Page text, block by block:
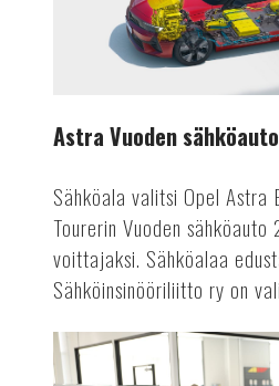
Astra Vuoden sähköauto
Sähköala valitsi Opel Astra
Tourerin Vuoden
voittajaksi. Sähköalaa
Sähköinsinööriliitto ry on
Tuulensuojasta
tietokeskukseksi